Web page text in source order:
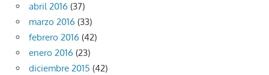
abril 2016 (37)
marzo 2016 (33)
febrero 2016 (42)
enero 2016 (23)
diciembre 2015 (42)